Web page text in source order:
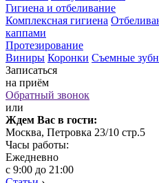
Гигиена и отбеливание
Комплексная гигиена
каппами
Протезирование
Виниры Коронки Съемные
Записаться
на приём
Обратный звонок
или
Ждем Вас в гости:
Москва, Петровка 23/10 стр.5
Часы работы:
Ежедневно
с 9:00 до 21:00